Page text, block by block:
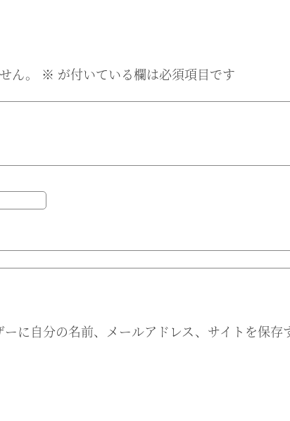
ん。 ※ が付いている欄は必須項目です
に自分の名前、メールアドレス、サイトを保存